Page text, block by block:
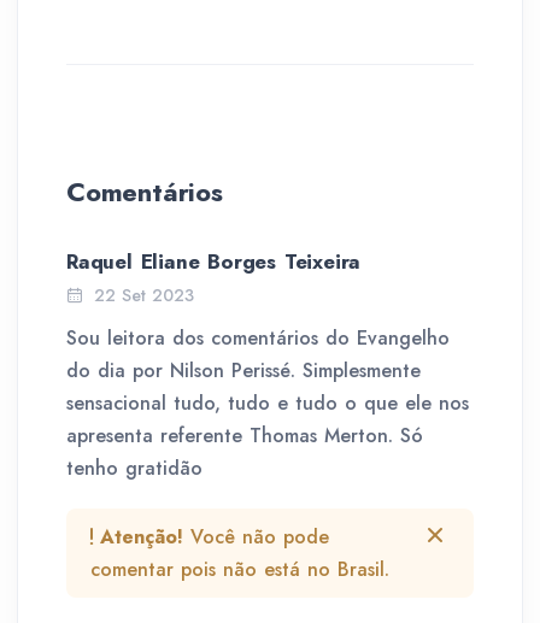
Comentários
Raquel Eliane Borges Teixeira
22 Set 2023
Sou leitora dos comentários do Evangelho
do dia por Nilson Perissé. Simplesmente
sensacional tudo, tudo e tudo o que ele nos
apresenta referente Thomas Merton. Só
tenho gratidão
Atenção! Você não pode
comentar pois não está no Brasil.